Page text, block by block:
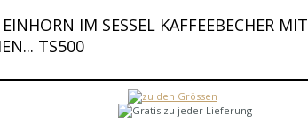
IM SESSEL KAFFEEBECHER MIT
TS500